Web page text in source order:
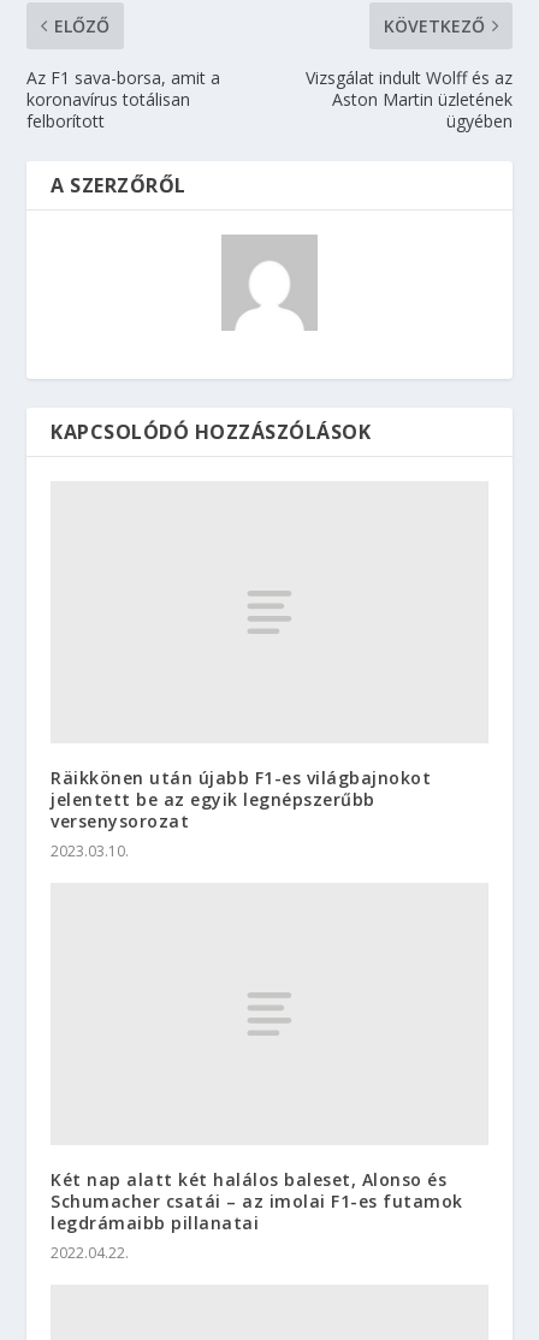
ELŐZŐ
Az F1 sava-borsa, amit a
koronavírus totálisan
felborított
KÖVETKEZŐ
Vizsgálat indult Wolff és az
Aston Martin üzletének
ügyében
A SZERZŐRŐL
KAPCSOLÓDÓ HOZZÁSZÓLÁSOK
Räikkönen után újabb F1-es világbajnokot
jelentett be az egyik legnépszerűbb
versenysorozat
2023.03.10.
Két nap alatt két halálos baleset, Alonso és
Schumacher csatái – az imolai F1-es futamok
legdrámaibb pillanatai
2022.04.22.